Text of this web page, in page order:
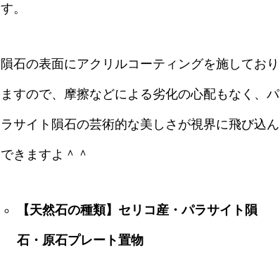
す。
隕石の表面にアクリルコーティングを施しており
ますので、摩擦などによる劣化の心配もなく、パ
ラサイト隕石の芸術的な美しさが視界に飛び込ん
できますよ＾＾
【天然石の種類】セリコ産・パラサイト隕
石・原石プレート置物